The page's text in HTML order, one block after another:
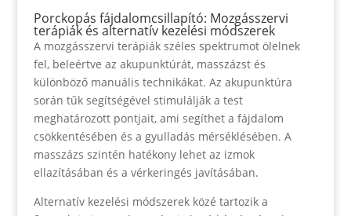
Porckopás fájdalomcsillapító: Mozgásszervi
terápiák és alternatív kezelési módszerek
A mozgásszervi terápiák széles spektrumot ölelnek
fel, beleértve az akupunktúrát, masszázst és
különböző manuális technikákat. Az akupunktúra
során tűk segítségével stimulálják a test
meghatározott pontjait, ami segíthet a fájdalom
csökkentésében és a gyulladás mérséklésében. A
masszázs szintén hatékony lehet az izmok
ellazításában és a vérkeringés javításában.
Alternatív kezelési módszerek közé tartozik a